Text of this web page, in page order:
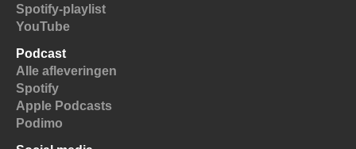
Spotify-playlist
YouTube
Podcast
Alle afleveringen
Spotify
Apple Podcasts
Podimo